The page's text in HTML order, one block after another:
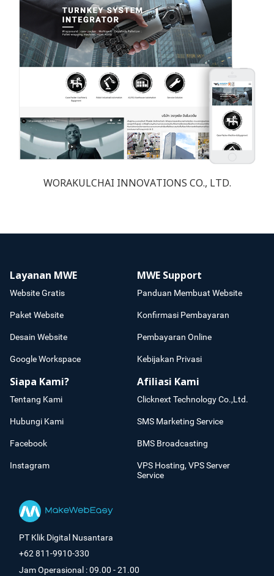
WORAKULCHAI INNOVATIONS CO., LTD.
Layanan MWE
Website Gratis
Paket Website
Desain Website
Google Workspace
MWE Support
Panduan Membuat Website
Konfirmasi Pembayaran
Pembayaran Online
Kebijakan Privasi
Siapa Kami?
Tentang Kami
Hubungi Kami
Facebook
Instagram
Afiliasi Kami
Clicknext Technology Co.,Ltd.
SMS Marketing Service
BMS Broadcasting
VPS Hosting, VPS Server
Service
PT Klik Digital Nusantara
+62 811-9910-330
Jam Operasional : 09.00 - 21.00